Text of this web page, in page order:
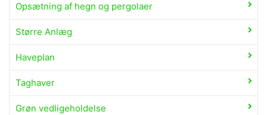
Opsætning af hegn og pergolaer
Større Anlæg
Haveplan
Taghaver
Grøn vedligeholdelse